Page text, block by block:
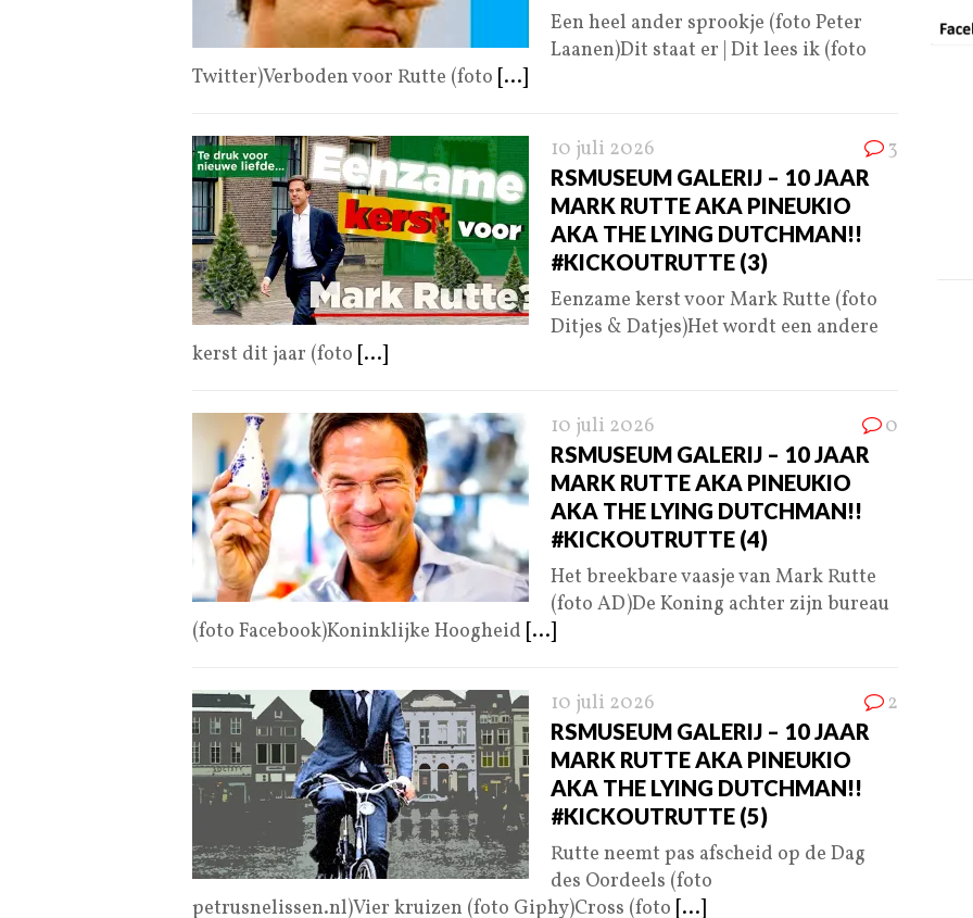
Een heel ander sprookje (foto Peter
Laanen)Dit staat er | Dit lees ik (foto
Twitter)Verboden voor Rutte (foto [...]
10 juli 2026 3
RSMUSEUM GALERIJ – 10 JAAR
MARK RUTTE AKA PINEUKIO
AKA THE LYING DUTCHMAN!!
#KICKOUTRUTTE (3)
Eenzame kerst voor Mark Rutte (foto
Ditjes & Datjes)Het wordt een andere
kerst dit jaar (foto [...]
10 juli 2026 0
RSMUSEUM GALERIJ – 10 JAAR
MARK RUTTE AKA PINEUKIO
AKA THE LYING DUTCHMAN!!
#KICKOUTRUTTE (4)
Het breekbare vaasje van Mark Rutte
(foto AD)De Koning achter zijn bureau
(foto Facebook)Koninklijke Hoogheid [...]
10 juli 2026 2
RSMUSEUM GALERIJ – 10 JAAR
MARK RUTTE AKA PINEUKIO
AKA THE LYING DUTCHMAN!!
#KICKOUTRUTTE (5)
Rutte neemt pas afscheid op de Dag
des Oordeels (foto
petrusnelissen.nl)Vier kruizen (foto Giphy)Cross (foto [...]